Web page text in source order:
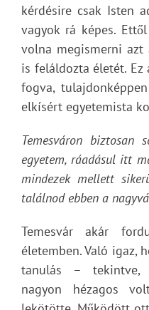
kérdésire csak Isten
vagyok rá képes.
volna megismerni azt
is feláldozta életét. Ez
fogva,
elkísért egyetemista
Temesváron biztosan
egyetem, ráadásul itt
mindezek mellett
találnod ebben a
Temesvár akár
életemben. Való igaz,
tanulás – tekintve,
nagyon hézagos